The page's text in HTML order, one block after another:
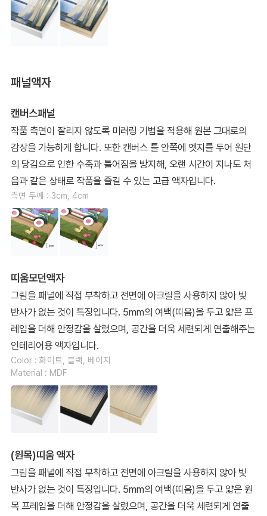
패널액자
캔버스패널
작품 측면이 잘리지 않도록 미러링 기법을 적용해 원본 그대로의
감상을 가능하게 합니다. 또한 캔버스 틀 안쪽에 엣지를 두어 원단
의 당김으로 인한 수축과 틀어짐을 방지해, 오랜 시간이 지나도 처
음과 같은 상태로 작품을 즐길 수 있는 고급 액자입니다.
측면 두께 : 3cm, 4cm
띠움모던액자
그림을 패널에 직접 부착하고 전면에 아크릴을 사용하지 않아 빛
반사가 없는 것이 특징입니다. 5mm의 여백(띠움)을 두고 얇은 프
레임을 더해 안정감을 살렸으며, 공간을 더욱 세련되게 연출해주는
인테리어용 액자입니다.
Color : 화이트, 블랙, 베이지
Material : MDF
(원목)띠움 액자
그림을 패널에 직접 부착하고 전면에 아크릴을 사용하지 않아 빛
반사가 없는 것이 특징입니다. 5mm의 여백(띠움)을 두고 얇은 원
목 프레임을 더해 안정감을 살렸으며, 공간을 더욱 세련되게 연출